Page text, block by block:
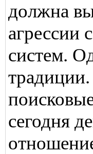
должна
агрессии
систем.
сегодня